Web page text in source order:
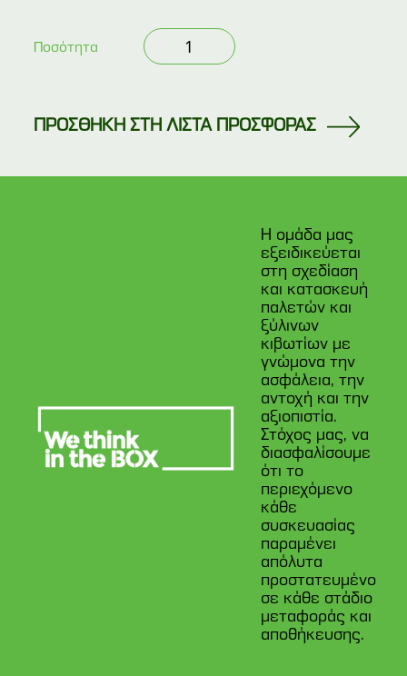
Ποσότητα
Μεταχειρισμένη
παλέτα
ΠΡΟΣΘΗΚΗ ΣΤΗ ΛΙΣΤΑ ΠΡΟΣΦΟΡΑΣ
Η ομάδα μας
εξειδικεύεται
στη σχεδίαση
και κατασκευή
παλετών και
ξύλινων
κιβωτίων με
γνώμονα την
ασφάλεια, την
αντοχή και την
αξιοπιστία.
Στόχος μας, να
διασφαλίσουμε
ότι το
περιεχόμενο
κάθε
συσκευασίας
παραμένει
απόλυτα
προστατευμένο
σε κάθε στάδιο
μεταφοράς και
αποθήκευσης.